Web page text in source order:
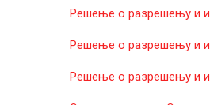
Решење о разрешењу и
Решење о разрешењу и
Решење о разрешењу и